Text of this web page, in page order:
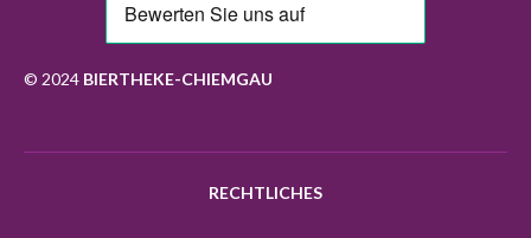
k
a
m
o
k
s
A
p
p
© 2024 BIERTHEKE-CHIEMGAU
RECHTLICHES